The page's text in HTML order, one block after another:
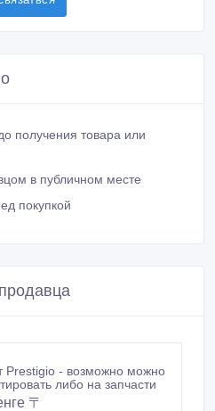
получения товара или
в публичном месте
покупкой
Prestigio - возможно можно
либо на запчасти
〒